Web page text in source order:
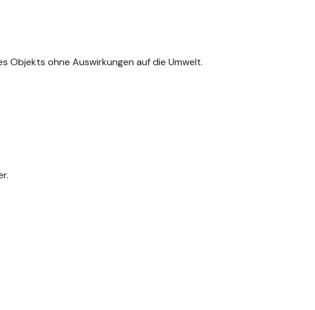
Objekts ohne Auswirkungen auf die Umwelt.